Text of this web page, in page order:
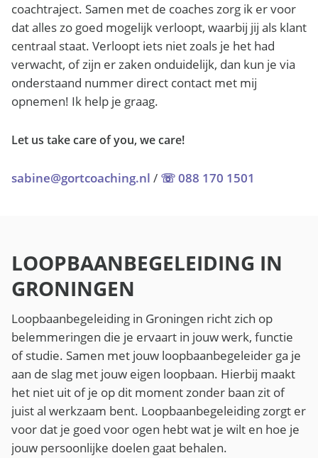
coachtraject. Samen met de coaches zorg ik er voor
dat alles zo goed mogelijk verloopt, waarbij jij als klant
centraal staat. Verloopt iets niet zoals je het had
verwacht, of zijn er zaken onduidelijk, dan kun je via
onderstaand nummer direct contact met mij
opnemen! Ik help je graag.
Let us take care of you, we care!
sabine@gortcoaching.nl / ☏ 088 170 1501
LOOPBAANBEGELEIDING IN
GRONINGEN
Loopbaanbegeleiding in Groningen richt zich op
belemmeringen die je ervaart in jouw werk, functie
of studie. Samen met jouw loopbaanbegeleider ga je
aan de slag met jouw eigen loopbaan. Hierbij maakt
het niet uit of je op dit moment zonder baan zit of
juist al werkzaam bent. Loopbaanbegeleiding zorgt er
voor dat je goed voor ogen hebt wat je wilt en hoe je
jouw persoonlijke doelen gaat behalen.